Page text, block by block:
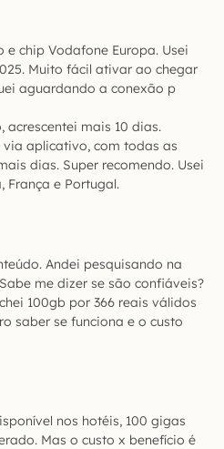
e chip Vodafone Europa. Usei
Muito fácil ativar ao chegar
aguardando a conexão p
acrescentei mais 10 dias.
aplicativo, com todas as
dias. Super recomendo. Usei
França e Portugal.
Andei pesquisando na
me dizer se são confiáveis?
100gb por 366 reais válidos
saber se funciona e o custo
nos hotéis, 100 gigas
Mas o custo x benefício é